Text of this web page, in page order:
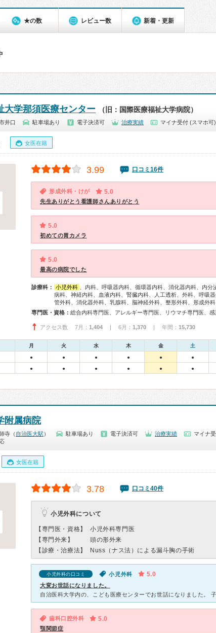
★の数 レビュー数 新着・更新
大学那須医療センター （旧：国際医療福祉大学病院）
井口 駐車場あり 電子決済可 治療実績 マイナ受付 (スマホ可)
女医在籍
3.99 口コミ16件
形成外科・けが 5.0
先生ありがとう看護師さんありがとう
5.0
初めての胃カメラ
5.0
最高の病院でした
診療科： 小児外科
、内科、呼吸器内科、循環器内科、消化器内科、内分
病科、神経内科、血液内科、腎臓内科、人工透析、外科、呼吸
管外科、消化器外科、乳腺科、脳神経外科、整形外科、形成外
専門医・資格：
アクセス数 7月： 1,404 | 6月： 1,370 | 年間： 15,730
月 火 水 木 金 土
● ● ● ● ● ●
● ● ● ● ● ●
附属病院
寺（ 自治医大駅 ） 駐車場あり 電子決済可 治療実績
マイナ
女医在籍
3.78 口コミ40件
小児外科について
【専門医・資格】
小児外科専門医
【専門外来】
頭の形外来
【診療・治療法】
Nuss（ナス法）による漏斗胸の手術
小児外科の口コミ 小児外科 5.0
大変お世話になりました。
歯科口腔外科 5.0
顎関節症